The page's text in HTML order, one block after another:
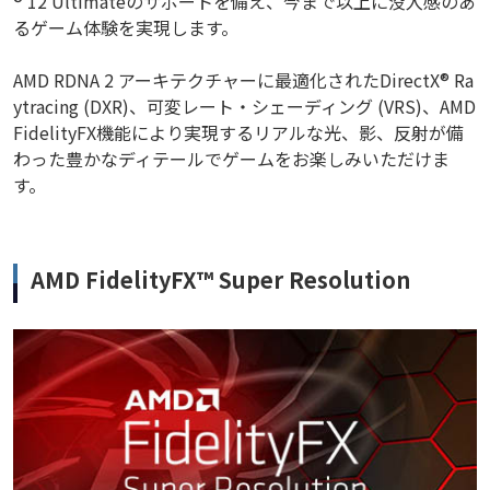
るゲーム体験を実現します。
AMD RDNA 2 アーキテクチャーに最適化されたDirectX® Ra
ytracing (DXR)、可変レート・シェーディング (VRS)、AMD
FidelityFX機能により実現するリアルな光、影、反射が備
わった豊かなディテールでゲームをお楽しみいただけま
す。
AMD FidelityFX™ Super Resolution